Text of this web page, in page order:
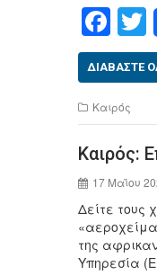
F
a
c
e
b
o
o
k
ΔΙΑΒΆΣΤΕ
Καιρός
Καιρός:
17 Μαΐου
Δείτε τους
της
Υπηρεσία